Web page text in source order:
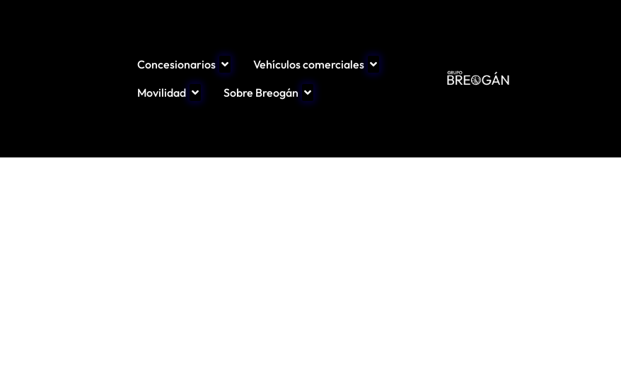
Concesionarios
Vehículos comerciales
Movilidad
Sobre Breogán